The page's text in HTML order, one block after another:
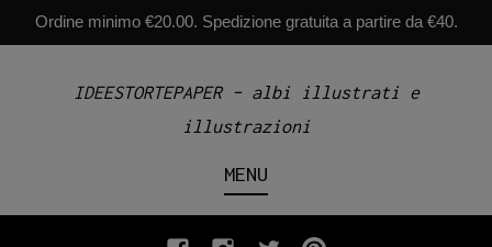
Ordine minimo €20.00. Spedizione gratuita a partire da €40.
IDEESTORTEPAPER – albi illustrati e
illustrazioni
MENU